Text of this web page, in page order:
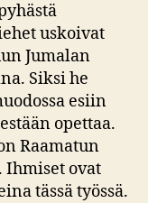
uskoivat
Jumalan
Siksi he
esiin
opettaa.
Raamatun
ovat
tässä työssä.